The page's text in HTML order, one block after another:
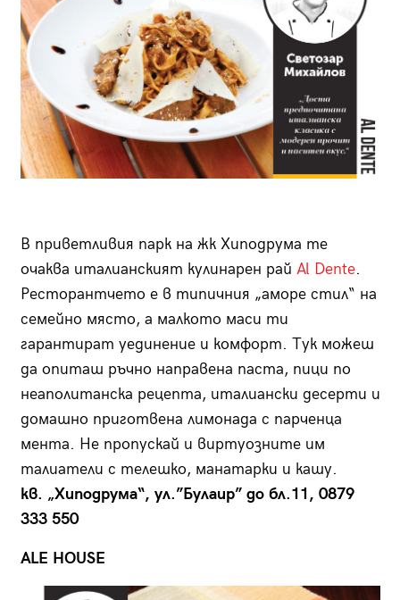
В приветливия парк на жк Хиподрума те
очаква италианският кулинарен рай Al Dente.
Ресторантчето е в типичния „аморе стил“ на
семейно място, а малкото маси ти
гарантират уединение и комфорт. Тук можеш
да опиташ ръчно направена паста, пици по
неаполитанска рецепта, италиански десерти и
домашно приготвена лимонада с парченца
мента. Не пропускай и виртуозните им
талиатели с телешко, манатарки и кашу.
кв. „Хиподрума“, ул.”Булаир” до бл.11, 0879
333 550
ALE HOUSE